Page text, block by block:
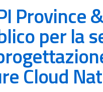
Province
per la
Cloud